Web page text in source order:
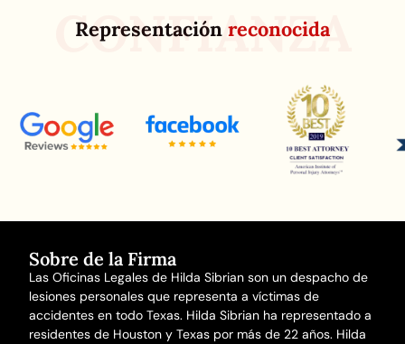
Representación reconocida
CONFIANZA
Sobre de la Firma
Las Oficinas Legales de Hilda Sibrian son un despacho de
lesiones personales que representa a víctimas de
accidentes en todo Texas. Hilda Sibrian ha representado a
residentes de Houston y Texas por más de 22 años. Hilda